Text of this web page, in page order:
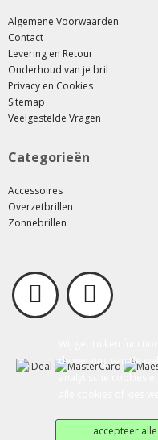
de werking van de
accepteer
Algemene Voorwaarden
Contact
Levering en Retour
Onderhoud van je bril
Privacy en Cookies
Sitemap
Veelgestelde Vragen
Categorieën
Accessoires
Overzetbrillen
Zonnebrillen